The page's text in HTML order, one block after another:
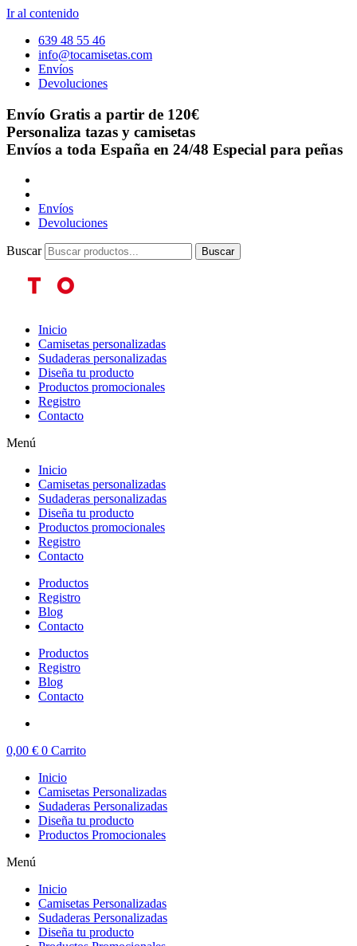
Ir al contenido
639 48 55 46
info@tocamisetas.com
Envíos
Devoluciones
Envío Gratis a partir de 120€
Personaliza tazas y camisetas
Envíos a toda España en 24/48 Especial para peñas
Envíos
Devoluciones
Buscar Buscar
Inicio
Camisetas personalizadas
Sudaderas personalizadas
Diseña tu producto
Productos promocionales
Registro
Contacto
Menú
Inicio
Camisetas personalizadas
Sudaderas personalizadas
Diseña tu producto
Productos promocionales
Registro
Contacto
Productos
Registro
Blog
Contacto
Productos
Registro
Blog
Contacto
0,00 € 0 Carrito
Inicio
Camisetas Personalizadas
Sudaderas Personalizadas
Diseña tu producto
Productos Promocionales
Menú
Inicio
Camisetas Personalizadas
Sudaderas Personalizadas
Diseña tu producto